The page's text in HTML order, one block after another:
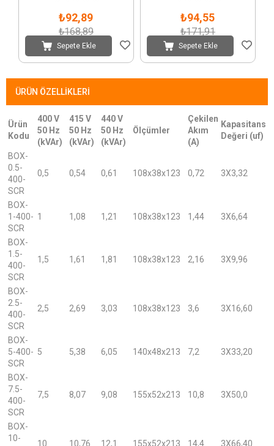
₺92,89
₺168,89
Sepete Ekle
₺94,55
₺171,91
Sepete Ekle
ÜRÜN ÖZELLIKLERI
Ürün
Kodu
400 V
50 Hz
(kVAr)
415 V
50 Hz
(kVAr)
440 V
50 Hz
(kVAr)
Ölçümler
Çekilen
Akım
(A)
Kapasitans
Değeri (uf)
BOX-
0.5-
400-
SCR
0,5 0,54 0,61 108x38x123 0,72 3X3,32
BOX-
1-400-
SCR
1 1,08 1,21 108x38x123 1,44 3X6,64
BOX-
1.5-
400-
SCR
1,5 1,61 1,81 108x38x123 2,16 3X9,96
BOX-
2.5-
400-
SCR
2,5 2,69 3,03 108x38x123 3,6 3X16,60
BOX-
5-400-
SCR
5 5,38 6,05 140x48x213 7,2 3X33,20
BOX-
7.5-
400-
SCR
7,5 8,07 9,08 155x52x213 10,8 3X50,0
BOX-
10-
10 10,76 12,1 155x52x213 14,4 3X66,40